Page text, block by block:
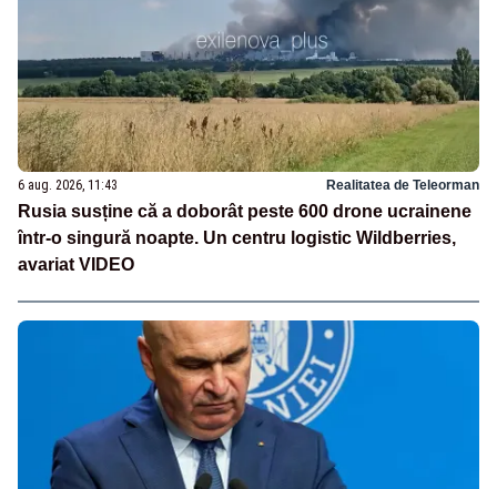
6 aug. 2026, 11:43 Realitatea de Teleorman
Rusia susține că a doborât peste 600 drone ucrainene
într-o singură noapte. Un centru logistic Wildberries,
avariat VIDEO